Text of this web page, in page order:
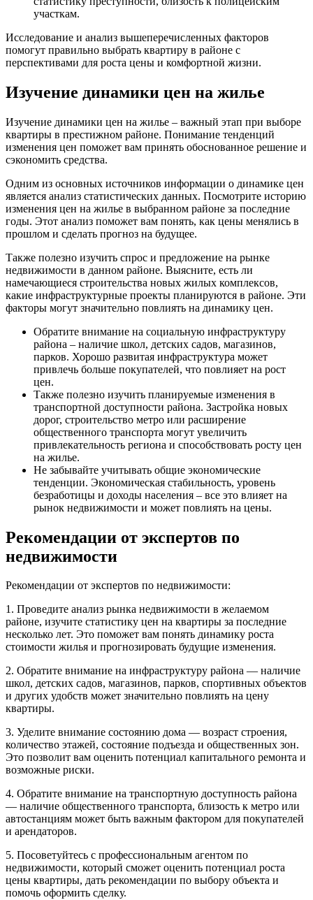
участкам.
Исследование и анализ вышеперечисленных факторов
помогут правильно выбрать квартиру в районе с
перспективами для роста цены и комфортной жизни.
Изучение динамики цен на жилье
Изучение динамики цен на жилье – важный этап при выборе
квартиры в престижном районе. Понимание тенденций
изменения цен поможет вам принять обоснованное решение и
сэкономить средства.
Одним из основных источников информации о динамике цен
является анализ статистических данных. Посмотрите историю
изменения цен на жилье в выбранном районе за последние
годы. Этот анализ поможет вам понять, как цены менялись в
прошлом и сделать прогноз на будущее.
Также полезно изучить спрос и предложение на рынке
недвижимости в данном районе. Выясните, есть ли
намечающиеся строительства новых жилых комплексов,
какие инфраструктурные проекты планируются в районе. Эти
факторы могут значительно повлиять на динамику цен.
Обратите внимание на социальную инфраструктуру
района – наличие школ, детских садов, магазинов,
парков. Хорошо развитая инфраструктура может
привлечь больше покупателей, что повлияет на рост
цен.
Также полезно изучить планируемые изменения в
транспортной доступности района. Застройка новых
дорог, строительство метро или расширение
общественного транспорта могут увеличить
привлекательность региона и способствовать росту цен
на жилье.
Не забывайте учитывать общие экономические
тенденции. Экономическая стабильность, уровень
безработицы и доходы населения – все это влияет на
рынок недвижимости и может повлиять на цены.
Рекомендации от экспертов по
недвижимости
Рекомендации от экспертов по недвижимости:
1. Проведите анализ рынка недвижимости в желаемом
районе, изучите статистику цен на квартиры за последние
несколько лет. Это поможет вам понять динамику роста
стоимости жилья и прогнозировать будущие изменения.
2. Обратите внимание на инфраструктуру района — наличие
школ, детских садов, магазинов, парков, спортивных объектов
и других удобств может значительно повлиять на цену
квартиры.
3. Уделите внимание состоянию дома — возраст строения,
количество этажей, состояние подъезда и общественных зон.
Это позволит вам оценить потенциал капитального ремонта и
возможные риски.
4. Обратите внимание на транспортную доступность района
— наличие общественного транспорта, близость к метро или
автостанциям может быть важным фактором для покупателей
и арендаторов.
5. Посоветуйтесь с профессиональным агентом по
недвижимости, который сможет оценить потенциал роста
цены квартиры, дать рекомендации по выбору объекта и
помочь оформить сделку.